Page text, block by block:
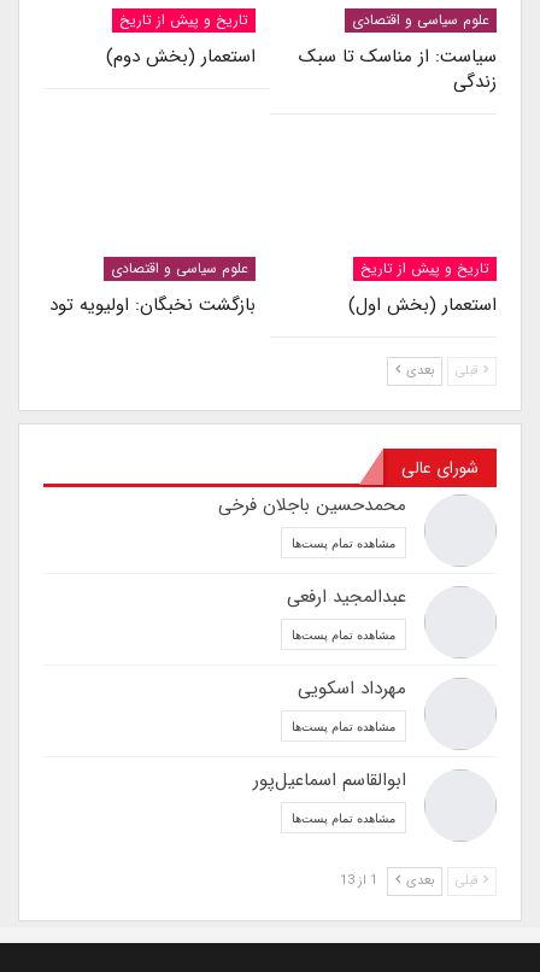
علوم سیاسی و اقتصادی
سیاست: از مناسک تا سبک
زندگی
تاریخ و پیش از تاریخ
استعمار (بخش دوم)
تاریخ و پیش از تاریخ
استعمار (بخش اول)
علوم سیاسی و اقتصادی
بازگشت نخبگان: اولیویه تود
قبلی بعدی
شورای عالی
محمدحسین باجلان فرخی
مشاهده تمام پست‌ها
عبدالمجید ارفعی
مشاهده تمام پست‌ها
مهرداد اسکویی
مشاهده تمام پست‌ها
ابوالقاسم اسماعیل‌پور
مشاهده تمام پست‌ها
قبلی بعدی